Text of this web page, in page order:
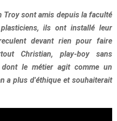
Troy sont amis depuis la faculté
ils ont installé leur
devant rien pour faire
Christian, play-boy sans
le métier agit comme un
a plus d'éthique et souhaiterait